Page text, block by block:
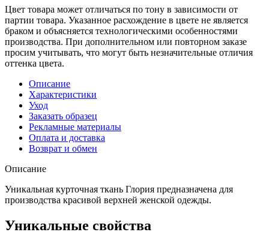
Цвет товара может отличаться по тону в зависимости от
партии товара. Указанное расхождение в цвете не является
браком и объясняется технологическими особенностями
производства. При дополнительном или повторном заказе
просим учитывать, что могут быть незначительные отличия
оттенка цвета.
Описание
Характеристики
Уход
Заказать образец
Рекламные материалы
Оплата и доставка
Возврат и обмен
Описание
Уникальная курточная ткань Глория предназначена для
производства красивой верхней женской одежды.
Уникальные свойства